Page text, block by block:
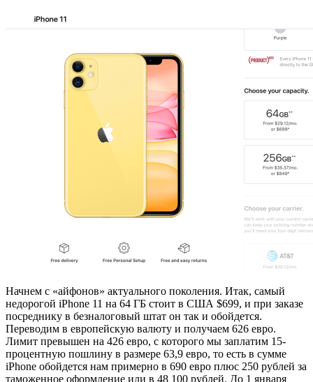
Начнем с «айфонов» актуального поколения. Итак, самый
недорогой iPhone 11 на 64 ГБ стоит в США $699, и при заказе
посреднику в безналоговый штат он так и обойдется.
Переводим в европейскую валюту и получаем 626 евро.
Лимит превышен на 426 евро, с которого мы заплатим 15-
процентную пошлину в размере 63,9 евро, то есть в сумме
iPhone обойдется нам примерно в 690 евро плюс 250 рублей за
таможенное оформление или в 48 100 рублей. До 1 января